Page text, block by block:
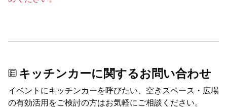
キッチンカーに関するお問い合わせ
イベントにキッチンカーを呼びたい、空きスペース・広場
の有効活用をご検討の方はお気軽にご相談ください。